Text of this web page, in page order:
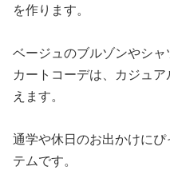
を作ります。
ベージュのブルゾンやシ
カートコーデは、カジュ
えます。
通学や休日のお出かけに
テムです。